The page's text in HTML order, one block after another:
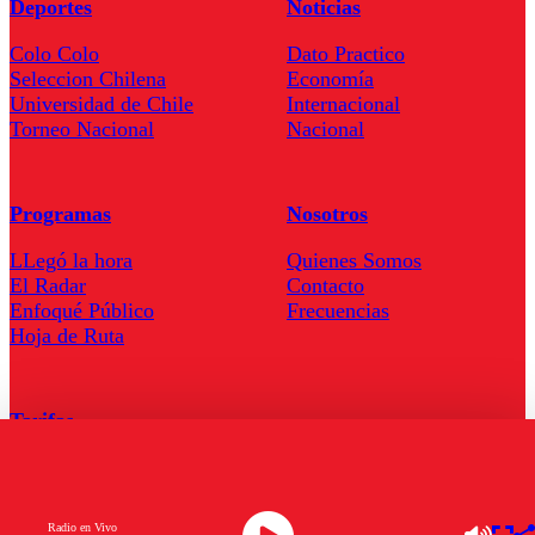
Radio en Vivo
Deportes
Colo Colo
Seleccion Chilena
Universidad de Chile
Torneo Nacional
Noticias
Dato Practico
Economía
Internacional
Nacional
Programas
LLegó la hora
El Radar
Enfoqué Público
Hoja de Ruta
Nosotros
Quienes Somos
Contacto
Frecuencias
Tarifas